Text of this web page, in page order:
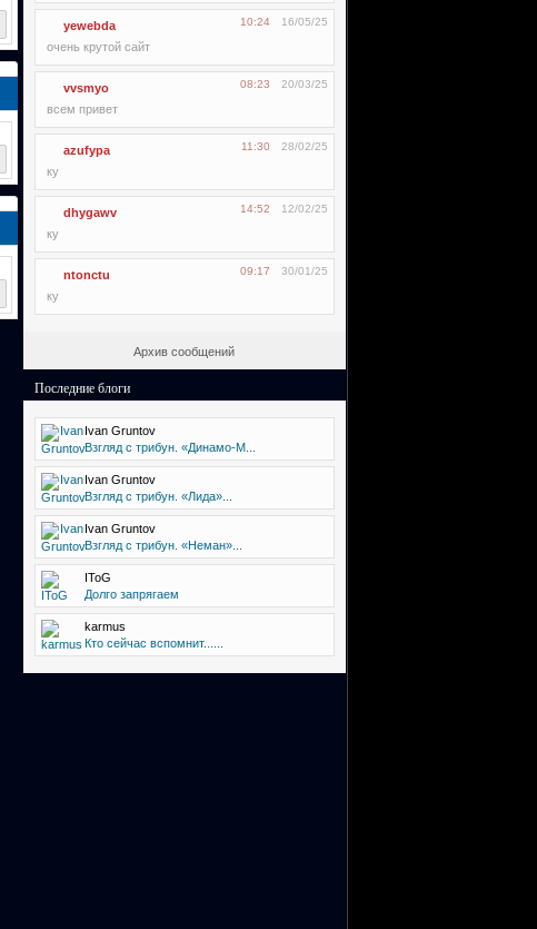
yewebda 16/05/25
10:24
очень крутой сайт
vvsmyo 20/03/25
08:23
всем привет
azufypa 28/02/25
11:30
ку
dhygawv 12/02/25
14:52
ку
ntonctu 30/01/25
09:17
ку
Архив сообщений
Последние блоги
Ivan Gruntov
Взгляд с трибун. «Динамо-М...
Ivan Gruntov
Взгляд с трибун. «Лида»...
Ivan Gruntov
Взгляд с трибун. «Неман»...
IToG
Долго запрягаем
karmus
Кто сейчас вспомнит......